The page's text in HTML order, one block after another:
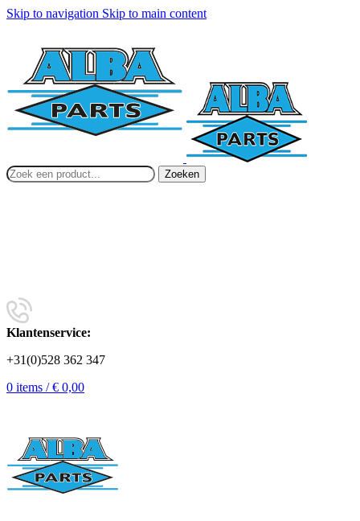
Skip to navigation Skip to main content
Zoeken
Klantenservice:
+31(0)528 362 347
0 items / € 0,00